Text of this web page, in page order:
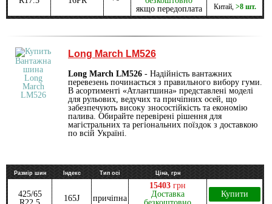
якщо передоплата
Китай, >8 шт.
Long March LM526
Long March LM526 - Надійність вантажних
перевезень починається з правильного вибору гуми.
В асортименті «Атлантшина» представлені моделі
для рульових, ведучих та причіпних осей, що
забезпечують високу зносостійкість та економію
палива. Обирайте перевірені рішення для
магістральних та регіональних поїздок з доставкою
по всій Україні.
Размір шин Індекс Тип осі Ціна, грн
425/65
R22.5
165J причіпна
15403 грн
Доставка
безкоштовно
Купити